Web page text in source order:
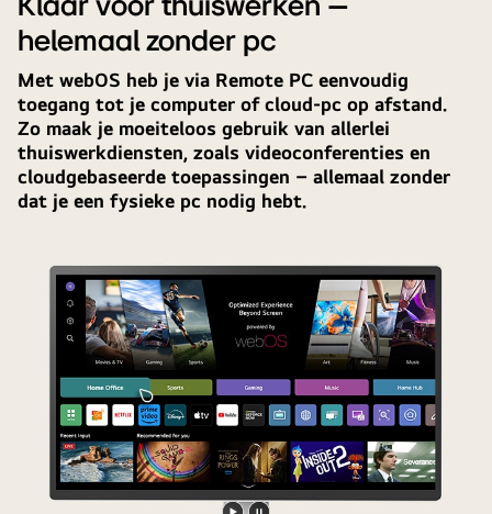
Monitor
Swing,
tablet
smartphone
met
behulp
helemaal zonder pc
Met webOS heb je via Remote PC eenvoudig
toegang tot je computer of cloud-pc op afstand.
Zo maak je moeiteloos gebruik van allerlei
thuiswerkdiensten, zoals videoconferenties en
cloudgebaseerde toepassingen – allemaal zonder
dat je een fysieke pc nodig hebt.